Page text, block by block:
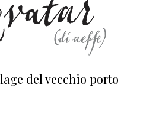
del vecchio porto